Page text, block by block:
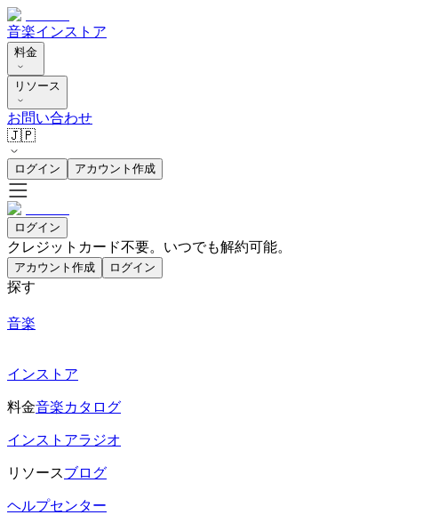
音楽インストア
料金
リソース
お問い合わせ
🇯🇵
ログイン アカウント作成
ログイン
クレジットカード不要。いつでも解約可能。
アカウント作成 ログイン
探す
音楽
インストア
料金音楽カタログ
インストアラジオ
リソースブログ
ヘルプセンター